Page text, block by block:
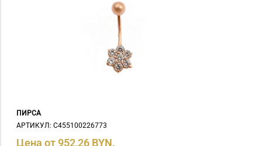
ПИРСА
АРТИКУЛ: С455100226773
Цена от 952,26 BYN.